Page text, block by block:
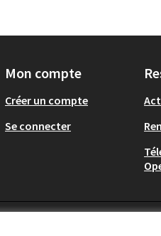
Mon compte
Créer un compte
Se connecter